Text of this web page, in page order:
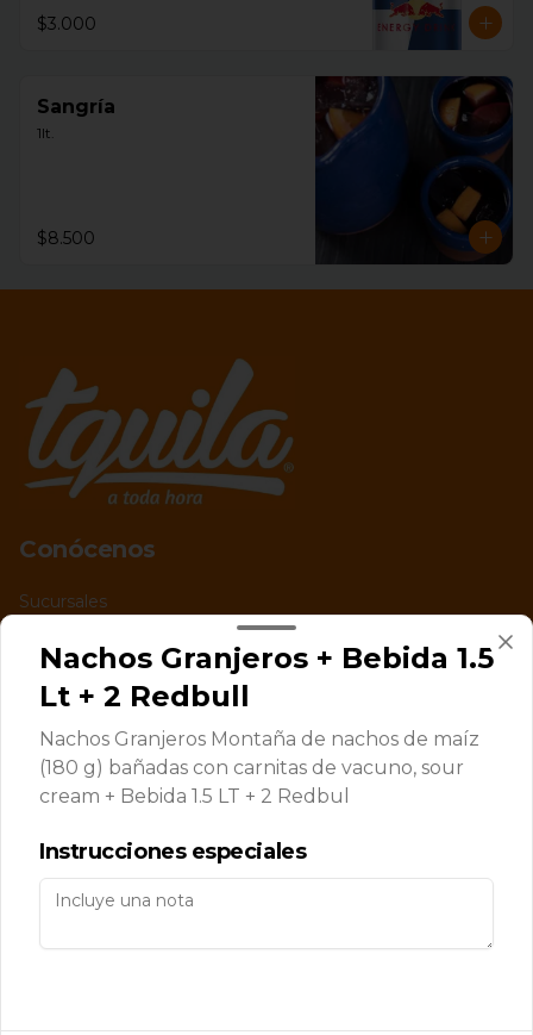
$3.000
Sangría
1lt.
$8.500
Conócenos
Sucursales
Política de privacidad
Instagram
Facebook
Mi cuenta
Iniciar sesión
Nachos Granjeros + Bebida 1.5
Lt + 2 Redbull
Nachos Granjeros Montaña de nachos de maíz
(180 g) bañadas con carnitas de vacuno, sour
cream + Bebida 1.5 LT + 2 Redbul
Instrucciones especiales